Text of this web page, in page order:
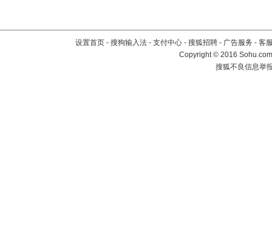
设置首页 - 搜狗输入法 - 支付中心 - 搜狐招聘 - 广告服务 - 客
Copyright©2016
搜狐不良信息举